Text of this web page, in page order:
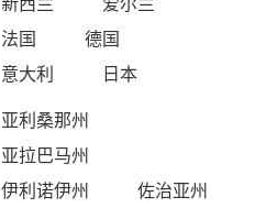
法国
德国
意大利
日本
亚利桑那州
亚拉巴马州
伊利诺伊州
佐治亚州